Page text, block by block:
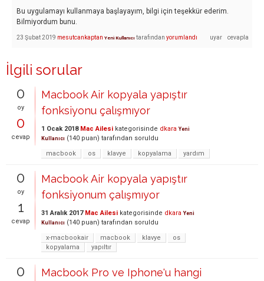
Bu uygulamayı kullanmaya başlayayım, bilgi için teşekkür ederim.
Bilmiyordum bunu.
23 Şubat 2019 mesutcankaptan Yeni Kullanıcı tarafından yorumlandı
İlgili sorular
0
oy
0
cevap
Macbook Air kopyala yapıştır
fonksiyonu çalışmıyor
1 Ocak 2018 Mac Ailesi kategorisinde dkara Yeni
Kullanıcı (140 puan) tarafından soruldu
macbook
os klavye kopyalama yardım
0
oy
1
cevap
Macbook Air kopyala yapıştır
fonksiyonum çalışmıyor
31 Aralık 2017 Mac Ailesi kategorisinde dkara Yeni
Kullanıcı (140 puan) tarafından soruldu
x-macbookair
macbook klavye
os
kopyalama
yapıltır
0
Macbook Pro ve Iphone'u hangi